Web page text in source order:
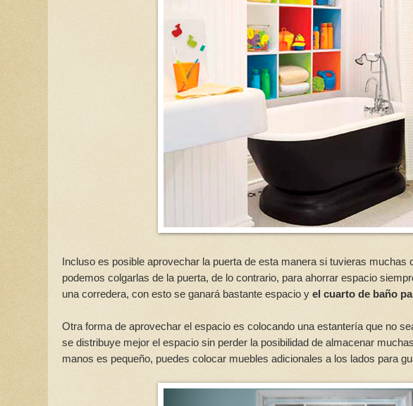
Incluso es posible aprovechar la puerta de esta manera si tuvieras muchas
podemos colgarlas de la puerta, de lo contrario, para ahorrar espacio
una corredera, con esto se ganará bastante espacio y el cuarto de baño
Otra forma de aprovechar el espacio es colocando una estantería que no
se distribuye mejor el espacio sin perder la posibilidad de almacenar
manos es pequeño, puedes colocar muebles adicionales a los lados para